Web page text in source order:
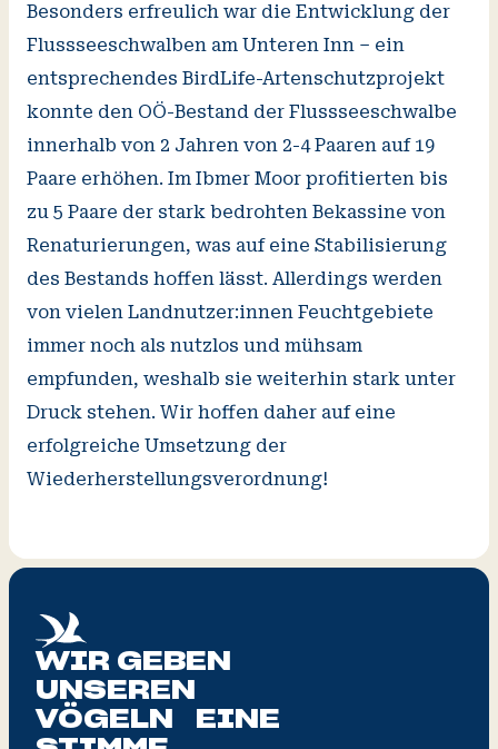
Besonders erfreulich war die Entwicklung der
Flussseeschwalben am Unteren Inn – ein
entsprechendes BirdLife-Artenschutzprojekt
konnte den OÖ-Bestand der Flussseeschwalbe
innerhalb von 2 Jahren von 2-4 Paaren auf 19
Paare erhöhen. Im Ibmer Moor profitierten bis
zu 5 Paare der stark bedrohten Bekassine von
Renaturierungen, was auf eine Stabilisierung
des Bestands hoffen lässt. Allerdings werden
von vielen Landnutzer:innen Feuchtgebiete
immer noch als nutzlos und mühsam
empfunden, weshalb sie weiterhin stark unter
Druck stehen. Wir hoffen daher auf eine
erfolgreiche Umsetzung der
Wiederherstellungsverordnung!
WIR GEBEN
UNSEREN
VÖGELN EINE